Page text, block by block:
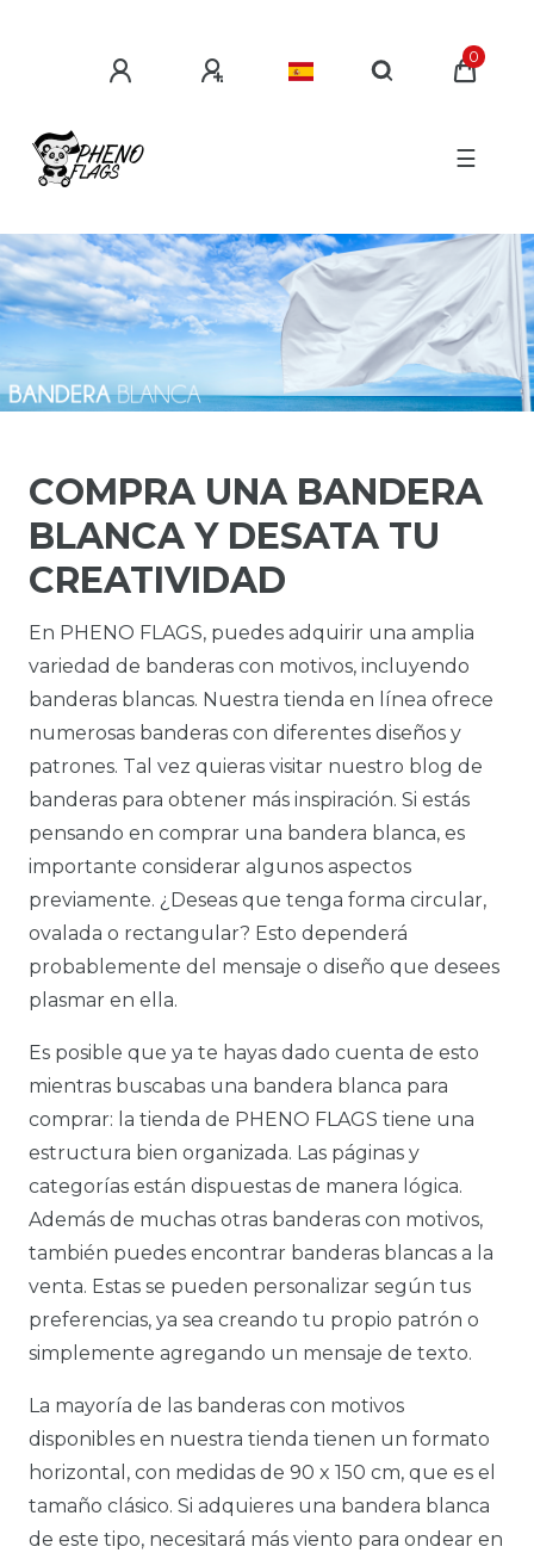
0
☰
COMPRA UNA BANDERA
BLANCA Y DESATA TU
CREATIVIDAD
En PHENO FLAGS, puedes adquirir una amplia
variedad de banderas con motivos, incluyendo
banderas blancas. Nuestra tienda en línea ofrece
numerosas banderas con diferentes diseños y
patrones. Tal vez quieras visitar nuestro blog de
banderas para obtener más inspiración. Si estás
pensando en comprar una bandera blanca, es
importante considerar algunos aspectos
previamente. ¿Deseas que tenga forma circular,
ovalada o rectangular? Esto dependerá
probablemente del mensaje o diseño que desees
plasmar en ella.
Es posible que ya te hayas dado cuenta de esto
mientras buscabas una bandera blanca para
comprar: la tienda de PHENO FLAGS tiene una
estructura bien organizada. Las páginas y
categorías están dispuestas de manera lógica.
Además de muchas otras banderas con motivos,
también puedes encontrar banderas blancas a la
venta. Estas se pueden personalizar según tus
preferencias, ya sea creando tu propio patrón o
simplemente agregando un mensaje de texto.
La mayoría de las banderas con motivos
disponibles en nuestra tienda tienen un formato
horizontal, con medidas de 90 x 150 cm, que es el
tamaño clásico. Si adquieres una bandera blanca
de este tipo, necesitará más viento para ondear en